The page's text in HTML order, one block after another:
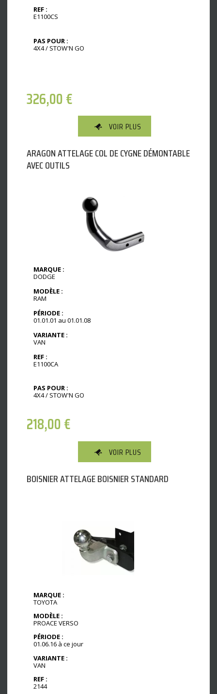
REF :
E1100CS
PAS POUR :
4X4 / STOW'N GO
326,00€
VOIR PLUS
ARAGON ATTELAGE COL DE CYGNE DÉMONTABLE
AVEC OUTILS
MARQUE :
DODGE
MODÈLE :
RAM
PÉRIODE :
01.01.01 au 01.01.08
VARIANTE :
VAN
REF :
E1100CA
PAS POUR :
4X4 / STOW'N GO
218,00€
VOIR PLUS
BOISNIER ATTELAGE BOISNIER STANDARD
MARQUE :
TOYOTA
MODÈLE :
PROACE VERSO
PÉRIODE :
01.06.16 à ce jour
VARIANTE :
VAN
REF :
2144